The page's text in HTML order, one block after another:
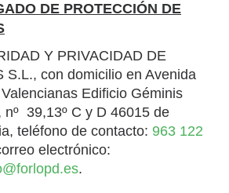
DE PROTECCIÓN DE
Y PRIVACIDAD DE
S.L., con domicilio en Avenida
Edificio Géminis
nº 39,13º C y D 46015 de
teléfono de contacto: 963 122
electrónico:
.